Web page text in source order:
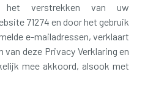
het verstrekken van uw
71274 en door het gebruik
e-mailadressen, verklaart
van deze Privacy Verklaring en
mee akkoord, alsook met